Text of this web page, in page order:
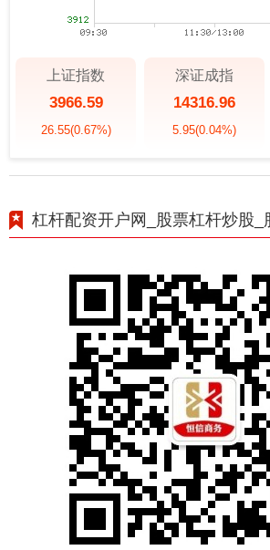
上证指数
3966.59
26.55(0.67%)
深证成指
14316.96
5.95(0.04%)
杠杆配资开户网_股票杠杆炒股_